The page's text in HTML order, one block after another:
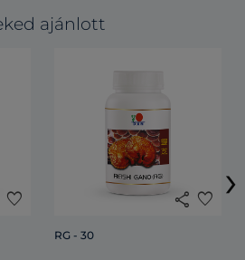
ajánlott
favorite share favorite
RG - 30
›